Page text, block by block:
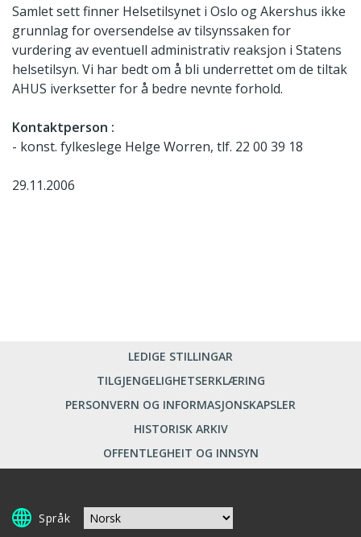
Samlet sett finner Helsetilsynet i Oslo og Akershus ikke
grunnlag for oversendelse av tilsynssaken for
vurdering av eventuell administrativ reaksjon i Statens
helsetilsyn. Vi har bedt om å bli underrettet om de tiltak
AHUS iverksetter for å bedre nevnte forhold.
Kontaktperson :
- konst. fylkeslege Helge Worren, tlf. 22 00 39 18
29.11.2006
LEDIGE STILLINGAR
TILGJENGELIGHETSERKLÆRING
PERSONVERN OG INFORMASJONSKAPSLER
HISTORISK ARKIV
OFFENTLEGHEIT OG INNSYN
Språk